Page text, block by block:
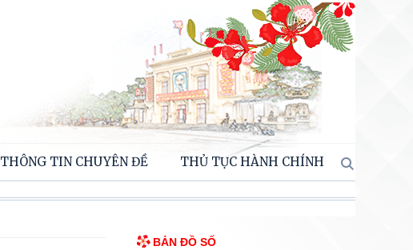
THÔNG TIN CHUYÊN ĐỀ THỦ TỤC HÀNH CHÍNH
BẢN ĐỒ SỐ